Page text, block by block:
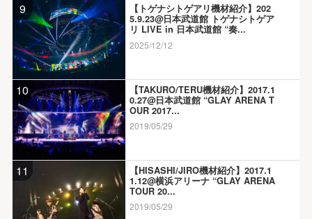
9
【トゲナシトゲアリ機材紹介】202
5.9.23@日本武道館 トゲナシトゲア
リ LIVE in 日本武道館 “奏...
2025/12/12
10
【TAKURO/TERU機材紹介】2017.1
0.27@日本武道館 “GLAY ARENA T
OUR 2017...
2019/05/29
11
【HISASHI/JIRO機材紹介】2017.1
1.12@横浜アリーナ “GLAY ARENA
TOUR 20...
2019/05/29